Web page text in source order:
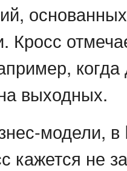
Кросс
выходных.
модели,
кажется не